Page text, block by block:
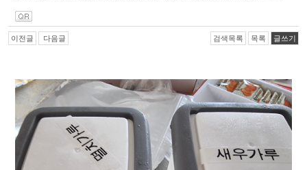
이전글 다음글 검색목록 목록 글쓰기